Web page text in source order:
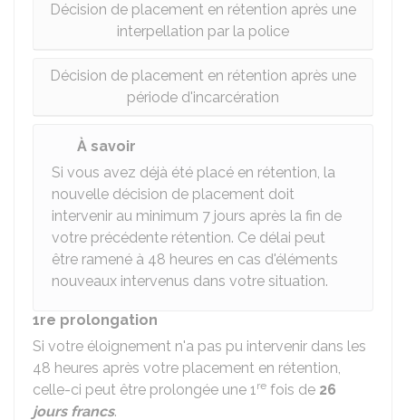
Décision de placement en rétention après une
interpellation par la police
Décision de placement en rétention après une
période d'incarcération
À savoir
Si vous avez déjà été placé en rétention, la
nouvelle décision de placement doit
intervenir au minimum 7 jours après la fin de
votre précédente rétention. Ce délai peut
être ramené à 48 heures en cas d'éléments
nouveaux intervenus dans votre situation.
1re prolongation
Si votre éloignement n'a pas pu intervenir dans les
48 heures après votre placement en rétention,
celle-ci peut être prolongée une 1re fois de 26
jours francs.